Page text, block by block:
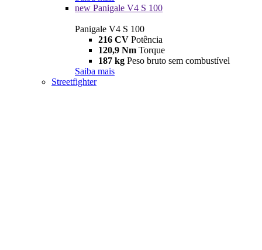
new Panigale V4 S 100
Panigale V4 S 100
216 CV Potência
120,9 Nm Torque
187 kg Peso bruto sem combustível
Saiba mais
Streetfighter